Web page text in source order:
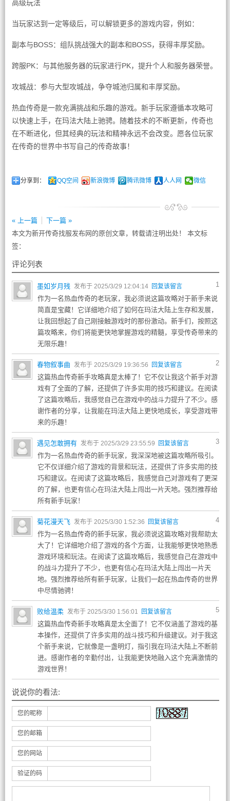
高级玩法
当玩家达到一定等级后，可以解锁更多的游戏内容，例如：
副本与BOSS：组队挑战强大的副本和BOSS，获得丰厚奖励。
跨服PK：与其他服务器的玩家进行PK，提升个人和服务器荣誉。
攻城战：参与大型攻城战，争夺城池归属和丰厚奖励。
热血传奇是一款充满挑战和乐趣的游戏。新手玩家遵循本攻略可
以快速上手，在玛法大陆上驰骋。随着技术的不断更新，传奇也
在不断进化，但其经典的玩法和精神永远不会改变。愿各位玩家
在传奇的世界中书写自己的传奇故事！
分享到： QQ空间 新浪微博 腾讯微博 人人网 微信
« 上一篇
下一篇 »
本文为新开传奇找服发布网的原创文章，转载请注明出处！ 本文标
签：
评论列表
1
墨如岁月残 发布于 2025/3/29 12:04:14 回复该留言
作为一名热血传奇的老玩家，我必须说这篇攻略对于新手来说
简直是宝藏！它详细地介绍了如何在玛法大陆上生存和发展，
让我回想起了自己刚接触游戏时的那份激动。新手们，按照这
篇攻略来，你们将能更快地掌握游戏的精髓，享受传奇带来的
无限乐趣！
2
春物叙事曲 发布于 2025/3/29 19:36:56 回复该留言
这篇热血传奇新手攻略真是太棒了！它不仅让我这个新手对游
戏有了全面的了解，还提供了许多实用的技巧和建议。在阅读
了这篇攻略后，我感觉自己在游戏中的战斗力提升了不少。感
谢作者的分享，让我能在玛法大陆上更快地成长，享受游戏带
来的乐趣！
3
遇见怎敢拥有 发布于 2025/3/29 23:55:59 回复该留言
作为一名热血传奇的新手玩家，我深深地被这篇攻略所吸引。
它不仅详细介绍了游戏的背景和玩法，还提供了许多实用的技
巧和建议。在阅读了这篇攻略后，我感觉自己对游戏有了更深
的了解，也更有信心在玛法大陆上闯出一片天地。强烈推荐给
所有新手玩家！
4
菊花漫天飞 发布于 2025/3/30 1:52:36 回复该留言
作为一名热血传奇的新手玩家，我必须说这篇攻略对我帮助太
大了！它详细地介绍了游戏的各个方面，让我能够更快地熟悉
游戏环境和玩法。在阅读了这篇攻略后，我感觉自己在游戏中
的战斗力提升了不少，也更有信心在玛法大陆上闯出一片天
地。强烈推荐给所有新手玩家，让我们一起在热血传奇的世界
中尽情驰骋！
5
败给温柔 发布于 2025/3/30 1:56:01 回复该留言
这篇热血传奇新手攻略真是太全面了！它不仅涵盖了游戏的基
本操作，还提供了许多实用的战斗技巧和升级建议。对于我这
个新手来说，它就像是一盏明灯，指引我在玛法大陆上不断前
进。感谢作者的辛勤付出，让我能更快地融入这个充满激情的
游戏世界！
说说你的看法:
您的昵称
您的邮箱
您的网站
验证的码